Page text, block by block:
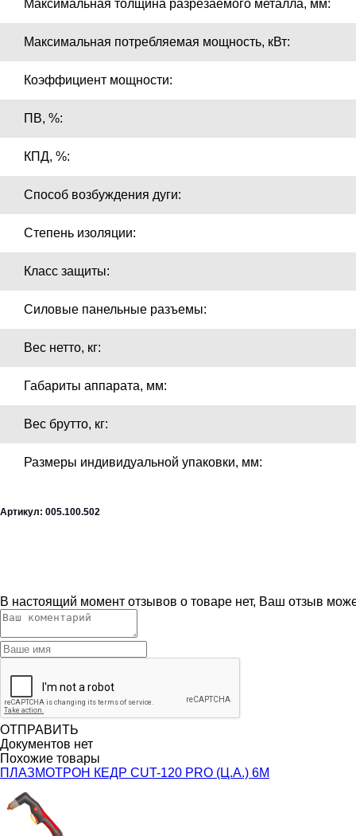
Максимальная толщина разрезаемого металла, мм:
Максимальная потребляемая мощность, кВт:
Коэффициент мощности:
ПВ, %:
КПД, %:
Способ возбуждения дуги:
Степень изоляции:
Класс защиты:
Силовые панельные разъемы:
Вес нетто, кг:
Габариты аппарата, мм:
Вес брутто, кг:
Размеры индивидуальной упаковки, мм:
Артикул: 005.100.502
В настоящий момент отзывов о товаре нет, Ваш отзыв
ОТПРАВИТЬ
Документов нет
Похожие товары
ПЛАЗМОТРОН КЕДР CUT-120 PRO (Ц.А.) 6М